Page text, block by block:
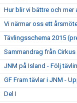
Hur blir vi bättre och mer
Vi närmar oss ett
Tävlingsschema 2015
Sammandrag från Cirkus
JNM på Island - Följ
GF Fram tävlar i JNM -
Del I